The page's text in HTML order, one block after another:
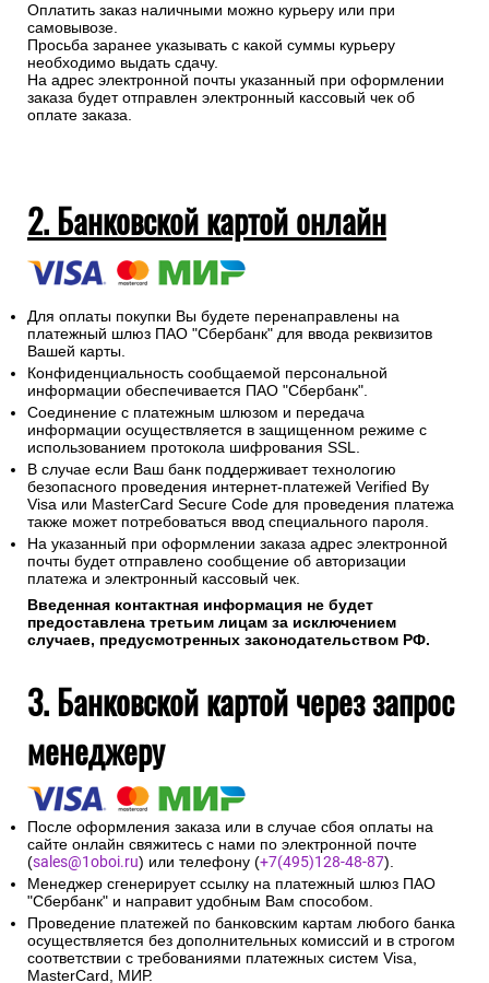
Оплатить заказ наличными можно курьеру или при
самовывозе.
Просьба заранее указывать с какой суммы курьеру
необходимо выдать сдачу.
На адрес электронной почты указанный при оформлении
заказа будет отправлен электронный кассовый чек об
оплате заказа.
2. Банковской картой онлайн
Для оплаты покупки Вы будете перенаправлены на
платежный шлюз ПАО "Сбербанк" для ввода реквизитов
Вашей карты.
Конфиденциальность сообщаемой персональной
информации обеспечивается ПАО "Сбербанк".
Соединение с платежным шлюзом и передача
информации осуществляется в защищенном режиме с
использованием протокола шифрования SSL.
В случае если Ваш банк поддерживает технологию
безопасного проведения интернет-платежей Verified By
Visa или MasterCard Secure Code для проведения платежа
также может потребоваться ввод специального пароля.
На указанный при оформлении заказа адрес электронной
почты будет отправлено сообщение об авторизации
платежа и электронный кассовый чек.
Введенная контактная информация не будет
предоставлена третьим лицам за исключением
случаев, предусмотренных законодательством РФ.
3. Банковской картой через запрос
менеджеру
После оформления заказа или в случае сбоя оплаты на
сайте онлайн свяжитесь с нами по электронной почте
(sales@1oboi.ru) или телефону (+7(495)128-48-87).
Менеджер сгенерирует ссылку на платежный шлюз ПАО
"Сбербанк" и направит удобным Вам способом.
Проведение платежей по банковским картам любого банка
осуществляется без дополнительных комиссий и в строгом
соответствии с требованиями платежных систем Visa,
MasterCard, МИР.